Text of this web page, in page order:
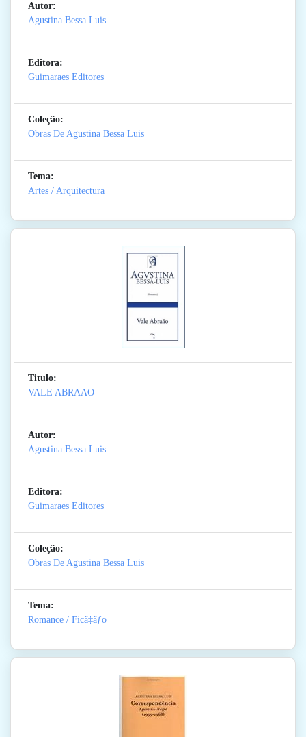
Autor:
Agustina Bessa Luis
Editora:
Guimaraes Editores
Coleção:
Obras De Agustina Bessa Luis
Tema:
Artes / Arquitectura
Titulo:
VALE ABRAAO
Autor:
Agustina Bessa Luis
Editora:
Guimaraes Editores
Coleção:
Obras De Agustina Bessa Luis
Tema:
Romance / Ficã‡ãƒo